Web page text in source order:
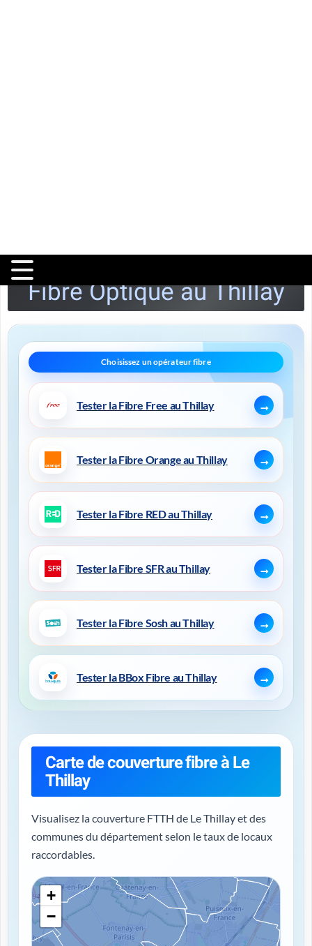
Thillay
Fibre Optique au Thillay
Tester la Fibre Free au Thillay
Tester la Fibre Orange au Thillay
Tester la Fibre RED au Thillay
Tester la Fibre SFR au Thillay
Tester la Fibre Sosh au Thillay
Tester la BBox Fibre au Thillay
Carte de couverture fibre à Le
Thillay
Visualisez la couverture FTTH de Le Thillay et des
communes du département selon le taux de locaux
raccordables.
+
−